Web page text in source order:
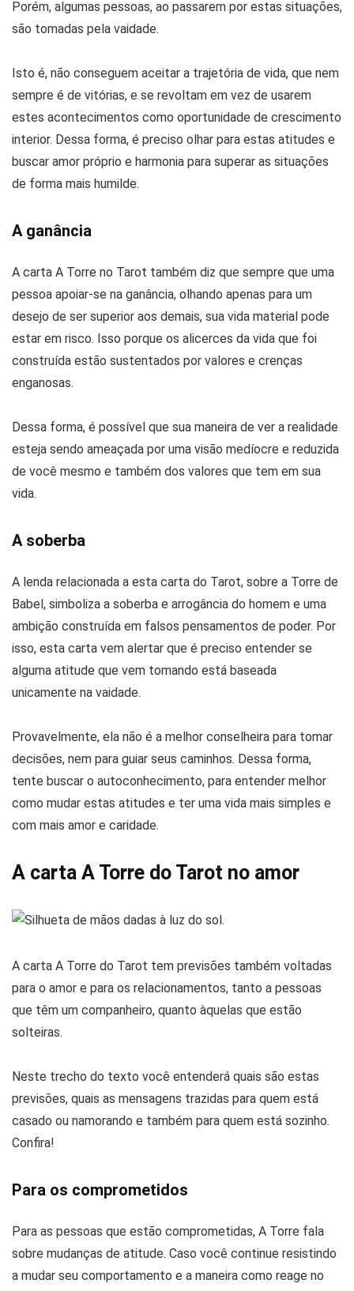
Porém, algumas pessoas, ao passarem por estas situações,
são tomadas pela vaidade.
Isto é, não conseguem aceitar a trajetória de vida, que nem
sempre é de vitórias, e se revoltam em vez de usarem
estes acontecimentos como oportunidade de crescimento
interior. Dessa forma, é preciso olhar para estas atitudes e
buscar amor próprio e harmonia para superar as situações
de forma mais humilde.
A ganância
A carta A Torre no Tarot também diz que sempre que uma
pessoa apoiar-se na ganância, olhando apenas para um
desejo de ser superior aos demais, sua vida material pode
estar em risco. Isso porque os alicerces da vida que foi
construída estão sustentados por valores e crenças
enganosas.
Dessa forma, é possível que sua maneira de ver a realidade
esteja sendo ameaçada por uma visão medíocre e reduzida
de você mesmo e também dos valores que tem em sua
vida.
A soberba
A lenda relacionada a esta carta do Tarot, sobre a Torre de
Babel, simboliza a soberba e arrogância do homem e uma
ambição construída em falsos pensamentos de poder. Por
isso, esta carta vem alertar que é preciso entender se
alguma atitude que vem tomando está baseada
unicamente na vaidade.
Provavelmente, ela não é a melhor conselheira para tomar
decisões, nem para guiar seus caminhos. Dessa forma,
tente buscar o autoconhecimento, para entender melhor
como mudar estas atitudes e ter uma vida mais simples e
com mais amor e caridade.
A carta A Torre do Tarot no amor
A carta A Torre do Tarot tem previsões também voltadas
para o amor e para os relacionamentos, tanto a pessoas
que têm um companheiro, quanto àquelas que estão
solteiras.
Neste trecho do texto você entenderá quais são estas
previsões, quais as mensagens trazidas para quem está
casado ou namorando e também para quem está sozinho.
Confira!
Para os comprometidos
Para as pessoas que estão comprometidas, A Torre fala
sobre mudanças de atitude. Caso você continue resistindo
a mudar seu comportamento e a maneira como reage no